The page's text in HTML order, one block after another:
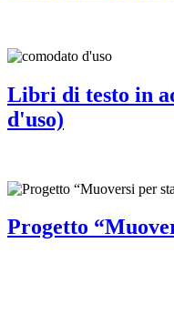
Libri di testo in
d'uso)
Progetto